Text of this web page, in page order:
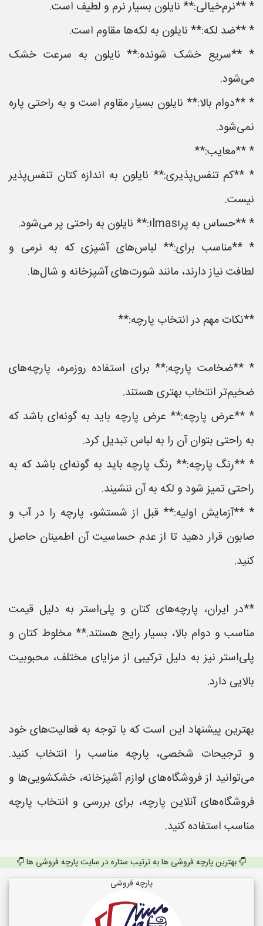
* **نرم‌خیالی:** نایلون بسیار نرم و لطیف است.
* **ضد لکه:** نایلون به لکه‌ها مقاوم است.
* **سریع خشک شونده:** نایلون به سرعت خشک
می‌شود.
* **دوام بالا:** نایلون بسیار مقاوم است و به راحتی پاره
نمی‌شود.
* **معایب:**
* **کم تنفس‌پذیری:** نایلون به اندازه کتان تنفس‌پذیر
نیست.
* **حساس به پرılması:** نایلون به راحتی پر می‌شود.
* **مناسب برای:** لباس‌های آشپزی که به نرمی و
لطافت نیاز دارند، مانند شورت‌های آشپزخانه و شال‌ها.
**نکات مهم در انتخاب پارچه:**
* **ضخامت پارچه:** برای استفاده روزمره، پارچه‌های
ضخیم‌تر انتخاب بهتری هستند.
* **عرض پارچه:** عرض پارچه باید به گونه‌ای باشد که
به راحتی بتوان آن را به لباس تبدیل کرد.
* **رنگ پارچه:** رنگ پارچه باید به گونه‌ای باشد که به
راحتی تمیز شود و لکه به آن ننشیند.
* **آزمایش اولیه:** قبل از شستشو، پارچه را در آب و
صابون قرار دهید تا از عدم حساسیت آن اطمینان حاصل
کنید.
**در ایران، پارچه‌های کتان و پلی‌استر به دلیل قیمت
مناسب و دوام بالا، بسیار رایج هستند.** مخلوط کتان و
پلی‌استر نیز به دلیل ترکیبی از مزایای مختلف، محبوبیت
بالایی دارد.
بهترین پیشنهاد این است که با توجه به فعالیت‌های خود
و ترجیحات شخصی، پارچه مناسب را انتخاب کنید.
می‌توانید از فروشگاه‌های لوازم آشپزخانه، خشکشویی‌ها و
فروشگاه‌های آنلاین پارچه، برای بررسی و انتخاب پارچه
مناسب استفاده کنید.
بهترین پارچه فروشی ها به ترتیب ستاره در سایت پارچه فروشی ها
پارچه فروشی